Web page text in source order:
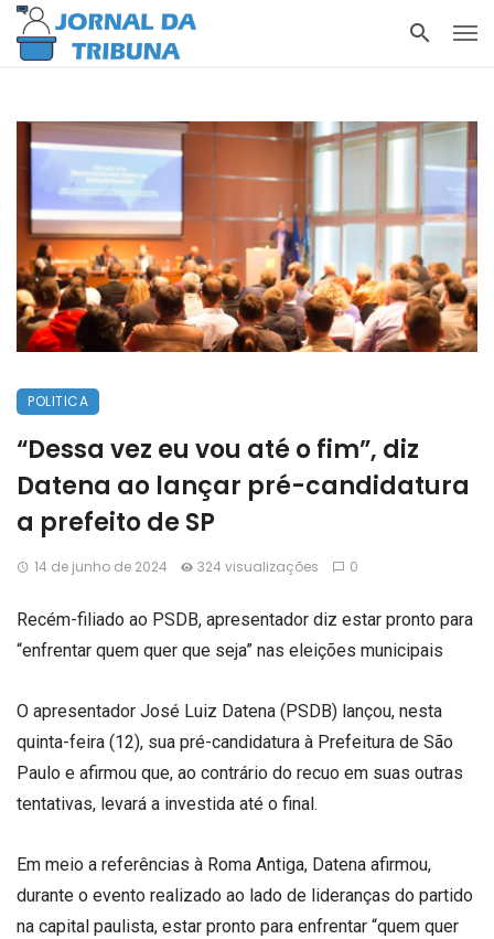
POLITICA
“Dessa vez eu vou até o fim”, diz
Datena ao lançar pré-candidatura
a prefeito de SP
14 de junho de 2024 324 visualizações 0
Recém-filiado ao PSDB, apresentador diz estar pronto para
“enfrentar quem quer que seja” nas eleições municipais
O apresentador José Luiz Datena (PSDB) lançou, nesta
quinta-feira (12), sua pré-candidatura à Prefeitura de São
Paulo e afirmou que, ao contrário do recuo em suas outras
tentativas, levará a investida até o final.
Em meio a referências à Roma Antiga, Datena afirmou,
durante o evento realizado ao lado de lideranças do partido
na capital paulista, estar pronto para enfrentar “quem quer